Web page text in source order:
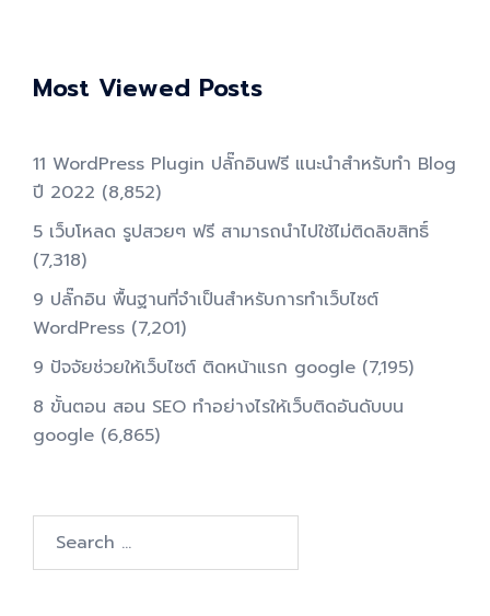
Most Viewed Posts
11 WordPress Plugin ปลั๊กอินฟรี แนะนำสำหรับทำ Blog
ปี 2022 (8,852)
5 เว็บโหลด รูปสวยๆ ฟรี สามารถนำไปใช้ไม่ติดลิขสิทธิ์
(7,318)
9 ปลั๊กอิน พื้นฐานที่จำเป็นสำหรับการทําเว็บไซต์
WordPress (7,201)
9 ปัจจัยช่วยให้เว็บไซต์ ติดหน้าแรก google (7,195)
8 ขั้นตอน สอน SEO ทําอย่างไรให้เว็บติดอันดับบน
google (6,865)
for: